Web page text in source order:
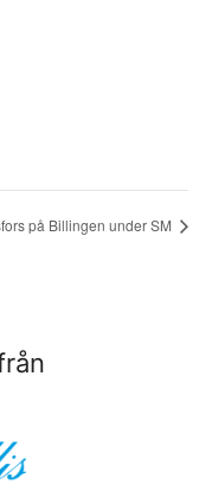
på Billingen under SM